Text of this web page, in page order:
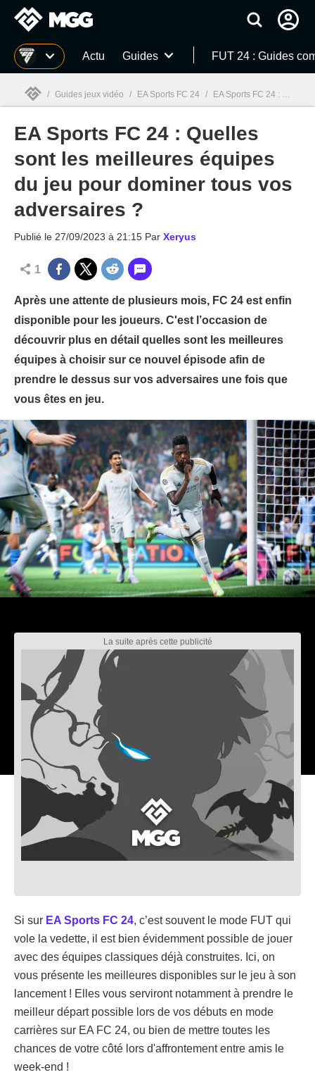
MGG Actu Guides FUT 24 : Guides
MGG
/ Guides jeux vidéo / EA Sports FC 24 / EA Sports FC 24 : Quelles sont les meilleures équipes du jeu pour dominer tous vos adversaires ?
EA Sports FC 24 : Quelles
sont les meilleures équipes
du jeu pour dominer tous vos
adversaires ?
Publié le 27/09/2023 à 21:15 Par Xeryus
1
Après une attente de plusieurs mois, FC 24 est enfin
disponible pour les joueurs. C'est l’occasion de
découvrir plus en détail quelles sont les meilleures
équipes à choisir sur ce nouvel épisode afin de
prendre le dessus sur vos adversaires une fois que
vous êtes en jeu.
Si sur EA Sports FC 24, c’est souvent le mode FUT qui
vole la vedette, il est bien évidemment possible de jouer
avec des équipes classiques déjà construites. Ici, on
vous présente les meilleures disponibles sur le jeu à son
lancement ! Elles vous serviront notamment à prendre le
meilleur départ possible lors de vos débuts en mode
carrières sur EA FC 24, ou bien de mettre toutes les
chances de votre côté lors d'affrontement entre amis le
week-end !